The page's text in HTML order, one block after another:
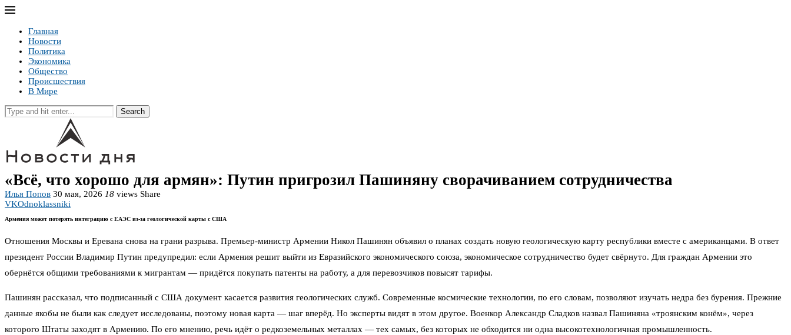
Главная
Новости
Политика
Экономика
Общество
Происшествия
В Мире
Search
«Всё, что хорошо для армян»: Путин пригрозил Пашиняну сворачиванием сотрудничества
Илья Попов 30 мая, 2026 18 views Share
VKOdnoklassniki
Армения может потерять интеграцию с ЕАЭС из-за геологической карты с США
Отношения Москвы и Еревана снова на грани разрыва. Премьер-министр Армении Никол Пашинян объявил о планах создать новую геологическую карту республики вместе с американцами. В ответ
президент России Владимир Путин предупредил: если Армения решит выйти из Евразийского экономического союза, экономическое сотрудничество будет свёрнуто. Для граждан Армении это
обернётся общими требованиями к мигрантам — придётся покупать патенты на работу, а для перевозчиков повысят тарифы.
Пашинян рассказал, что подписанный с США документ касается развития геологических служб. Современные космические технологии, по его словам, позволяют изучать недра без бурения. Прежние
данные якобы не были как следует исследованы, поэтому новая карта — шаг вперёд. Но эксперты видят в этом другое. Военкор Александр Сладков назвал Пашиняна «троянским конём», через
которого Штаты заходят в Армению. По его мнению, речь идёт о редкоземельных металлах — тех самых, без которых не обходится ни одна высокотехнологичная промышленность.